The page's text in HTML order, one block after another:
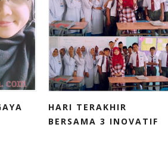
HARI TERAKHIR
BERSAMA 3 INOVATIF